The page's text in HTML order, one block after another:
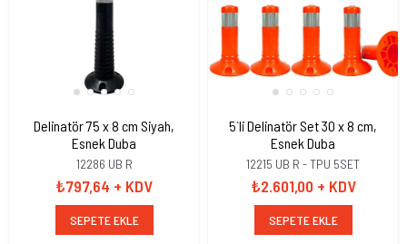
Delinatör 75 x 8 cm Siyah,
Esnek Duba
12286 UB R
₺797,64 + KDV
SEPETE EKLE
5`li Delinatör Set 30 x 8 cm,
Esnek Duba
12215 UB R - TPU 5SET
₺2.601,00 + KDV
SEPETE EKLE